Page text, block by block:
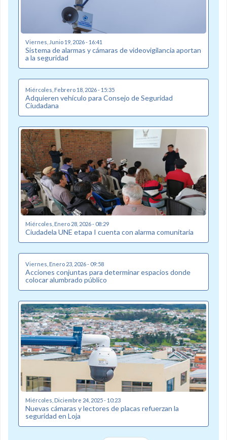
Viernes, Junio 19, 2026 - 16:41
Sistema de alarmas y cámaras de videovigilancia aportan
a la seguridad
Miércoles, Febrero 18, 2026 - 15:35
Adquieren vehículo para Consejo de Seguridad
Ciudadana
Miércoles, Enero 28, 2026 - 08:29
Ciudadela UNE etapa I cuenta con alarma comunitaria
Viernes, Enero 23, 2026 - 09:58
Acciones conjuntas para determinar espacios donde
colocar alumbrado público
Miércoles, Diciembre 24, 2025 - 10:23
Nuevas cámaras y lectores de placas refuerzan la
seguridad en Loja